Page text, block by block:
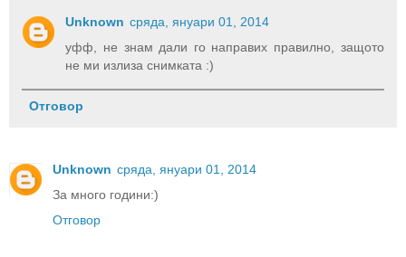
Unknown сряда, януари 01, 2014
уфф, не знам дали го направих правилно, защото
не ми излиза снимката :)
Отговор
Unknown сряда, януари 01, 2014
За много години:)
Отговор